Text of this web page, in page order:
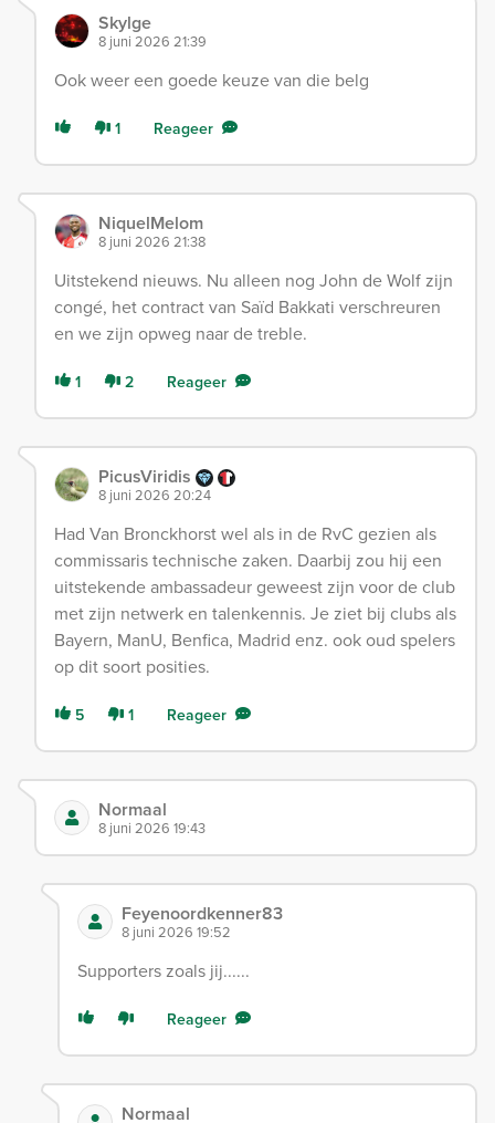
Skylge
8 juni 2026 21:39
Ook weer een goede keuze van die belg
1 Reageer
NiquelMelom
8 juni 2026 21:38
Uitstekend nieuws. Nu alleen nog John de Wolf zijn
congé, het contract van Saïd Bakkati verschreuren
en we zijn opweg naar de treble.
1 2 Reageer
PicusViridis
8 juni 2026 20:24
Had Van Bronckhorst wel als in de RvC gezien als
commissaris technische zaken. Daarbij zou hij een
uitstekende ambassadeur geweest zijn voor de club
met zijn netwerk en talenkennis. Je ziet bij clubs als
Bayern, ManU, Benfica, Madrid enz. ook oud spelers
op dit soort posities.
5 1 Reageer
Normaal
8 juni 2026 19:43
Feyenoordkenner83
8 juni 2026 19:52
Supporters zoals jij......
Reageer
Normaal